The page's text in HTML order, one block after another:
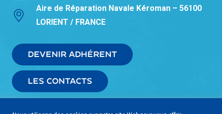
Aire de Réparation Navale Kéroman – 56100
LORIENT / FRANCE
DEVENIR ADHÉRENT
LES CONTACTS